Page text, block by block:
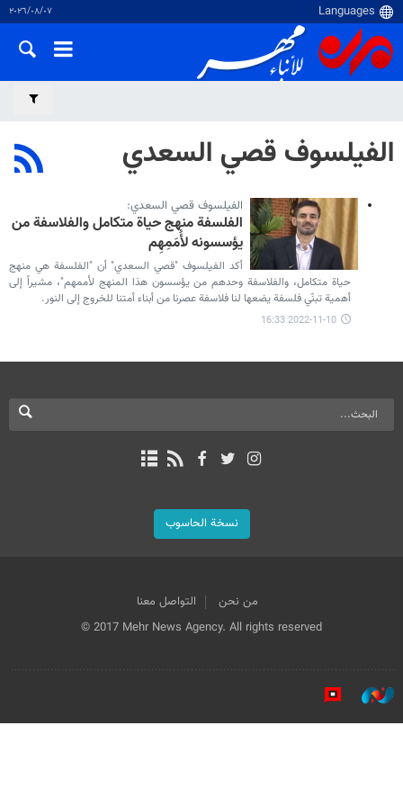
٠٧‏/٠٨‏/٢٠٢٦
الفيلسوف قصي السعدي
الفيلسوف قصي السعدي:
الفلسفة منهج حياة متكامل والفلاسفة من
يؤسسونه لأُمَمِهِم
أكد الفيلسوف "قصي السعدي" أن "الفلسفة هي منهج
حياة متكامل، والفلاسفة وحدهم من يؤسسون هذا المنهج لأممهم"، مشيراً إلى
أهمية تبنّي فلسفة يضعها لنا فلاسفة عصرنا من أبناء أمتنا للخروج إلى النور.
2022-11-10 16:33
نسخة الحاسوب
من نحن
التواصل معنا
© 2017 Mehr News Agency. All rights reserved